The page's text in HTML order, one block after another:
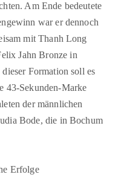
Am Ende bedeutete
war er dennoch
mit Thanh Long
Jahn Bronze in
Formation soll es
43-Sekunden-Marke
der männlichen
Bode, die in Bochum
Erfolge